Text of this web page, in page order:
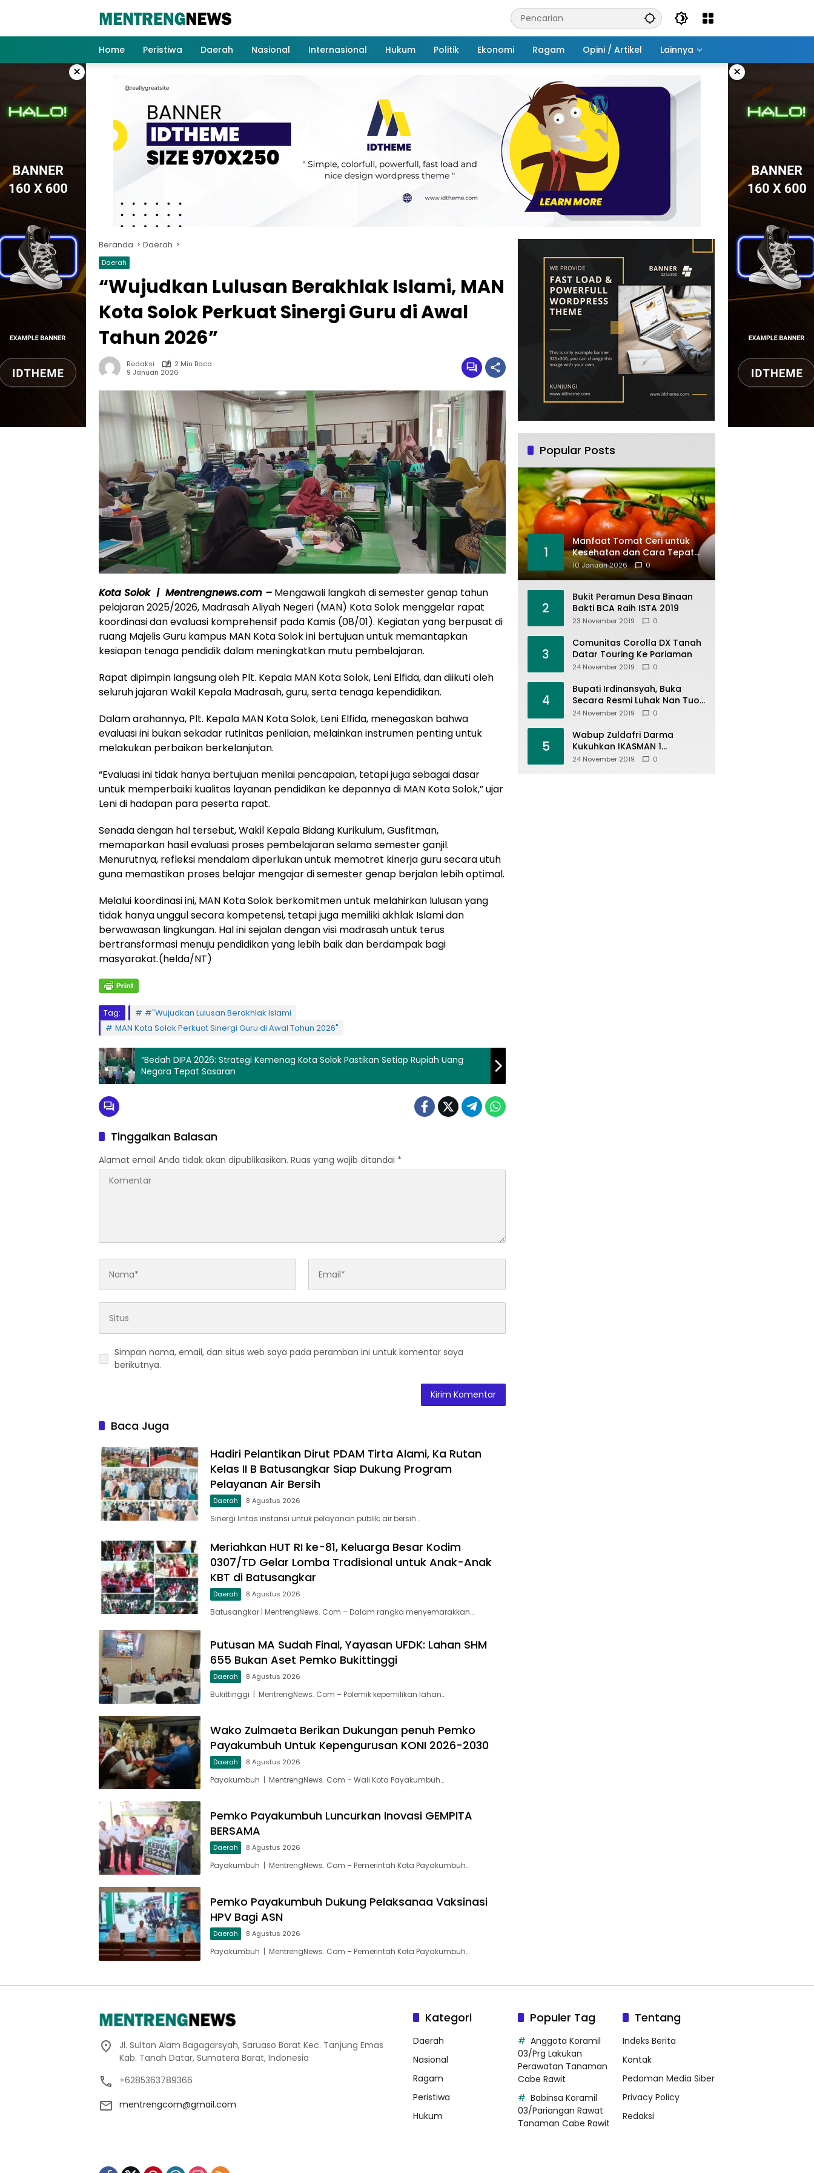
Home
Peristiwa Daerah Nasional Internasional Hukum Politik Ekonomi Ragam Opini / Artikel Lainnya
× ×
Beranda Daerah
Daerah
“Wujudkan Lulusan Berakhlak Islami, MAN
Kota Solok Perkuat Sinergi Guru di Awal
Tahun 2026”
Redaksi
2 Min Baca
9 Januari 2026
Kota Solok | Mentrengnews.com – Mengawali langkah di semester genap tahun
pelajaran 2025/2026, Madrasah Aliyah Negeri (MAN) Kota Solok menggelar rapat
koordinasi dan evaluasi komprehensif pada Kamis (08/01). Kegiatan yang berpusat di
ruang Majelis Guru kampus MAN Kota Solok ini bertujuan untuk memantapkan
kesiapan tenaga pendidik dalam meningkatkan mutu pembelajaran.
Rapat dipimpin langsung oleh Plt. Kepala MAN Kota Solok, Leni Elfida, dan diikuti oleh
seluruh jajaran Wakil Kepala Madrasah, guru, serta tenaga kependidikan.
Dalam arahannya, Plt. Kepala MAN Kota Solok, Leni Elfida, menegaskan bahwa
evaluasi ini bukan sekadar rutinitas penilaian, melainkan instrumen penting untuk
melakukan perbaikan berkelanjutan.
“Evaluasi ini tidak hanya bertujuan menilai pencapaian, tetapi juga sebagai dasar
untuk memperbaiki kualitas layanan pendidikan ke depannya di MAN Kota Solok,” ujar
Leni di hadapan para peserta rapat.
Senada dengan hal tersebut, Wakil Kepala Bidang Kurikulum, Gusfitman,
memaparkan hasil evaluasi proses pembelajaran selama semester ganjil.
Menurutnya, refleksi mendalam diperlukan untuk memotret kinerja guru secara utuh
guna memastikan proses belajar mengajar di semester genap berjalan lebih optimal.
Melalui koordinasi ini, MAN Kota Solok berkomitmen untuk melahirkan lulusan yang
tidak hanya unggul secara kompetensi, tetapi juga memiliki akhlak Islami dan
berwawasan lingkungan. Hal ini sejalan dengan visi madrasah untuk terus
bertransformasi menuju pendidikan yang lebih baik dan berdampak bagi
masyarakat.(helda/NT)
Tag:
#"Wujudkan Lulusan Berakhlak Islami
MAN Kota Solok Perkuat Sinergi Guru di Awal Tahun 2026"
“Bedah DIPA 2026: Strategi Kemenag Kota Solok Pastikan Setiap Rupiah Uang
Negara Tepat Sasaran
Tinggalkan Balasan
Alamat email Anda tidak akan dipublikasikan. Ruas yang wajib ditandai *
Simpan nama, email, dan situs web saya pada peramban ini untuk komentar saya
berikutnya.
Baca Juga
Hadiri Pelantikan Dirut PDAM Tirta Alami, Ka Rutan
Kelas II B Batusangkar Siap Dukung Program
Pelayanan Air Bersih
Daerah 8 Agustus 2026
Sinergi lintas instansi untuk pelayanan publik; air bersih…
Meriahkan HUT RI ke-81, Keluarga Besar Kodim
0307/TD Gelar Lomba Tradisional untuk Anak-Anak
KBT di Batusangkar
Daerah 8 Agustus 2026
Batusangkar | MentrengNews. Com – Dalam rangka menyemarakkan…
Putusan MA Sudah Final, Yayasan UFDK: Lahan SHM
655 Bukan Aset Pemko Bukittinggi
Daerah 8 Agustus 2026
Bukittinggi | MentrengNews. Com – Polemik kepemilikan lahan…
Wako Zulmaeta Berikan Dukungan penuh Pemko
Payakumbuh Untuk Kepengurusan KONI 2026-2030
Daerah 8 Agustus 2026
Payakumbuh | MentrengNews. Com – Wali Kota Payakumbuh…
Pemko Payakumbuh Luncurkan Inovasi GEMPITA
BERSAMA
Daerah 8 Agustus 2026
Payakumbuh | MentrengNews. Com – Pemerintah Kota Payakumbuh…
Pemko Payakumbuh Dukung Pelaksanaa Vaksinasi
HPV Bagi ASN
Daerah 8 Agustus 2026
Payakumbuh | MentrengNews. Com – Pemerintah Kota Payakumbuh…
Popular Posts
1
Manfaat Tomat Ceri untuk
Kesehatan dan Cara Tepat
Mengonsumsinya
10 Januari 2026 0
2
Bukit Peramun Desa Binaan
Bakti BCA Raih ISTA 2019
23 November 2019 0
3
Comunitas Corolla DX Tanah
Datar Touring Ke Pariaman
24 November 2019 0
4
Bupati Irdinansyah, Buka
Secara Resmi Luhak Nan Tuo
Wirabraja Adventure Offroad
24 November 2019 0
5
Wabup Zuldafri Darma
Kukuhkan IKASMAN 1
Pariangan Se Jabodetabek
24 November 2019 0
Jl. Sultan Alam Bagagarsyah, Saruaso Barat Kec. Tanjung Emas
Kab. Tanah Datar, Sumatera Barat, Indonesia
+6285363789366
mentrengcom@gmail.com
Kategori
Daerah
Nasional
Ragam
Peristiwa
Hukum
Populer Tag
Anggota Koramil
03/Prg Lakukan
Perawatan Tanaman
Cabe Rawit
Babinsa Koramil
03/Pariangan Rawat
Tanaman Cabe Rawit
Tentang
Indeks Berita
Kontak
Pedoman Media Siber
Privacy Policy
Redaksi